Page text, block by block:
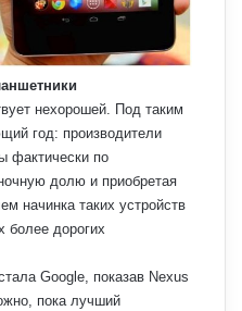
нехорошей. Под таким
год: производители
фактически по
долю и приобретая
начинка таких устройств
более дорогих
Google, показав Nexus
пока лучший